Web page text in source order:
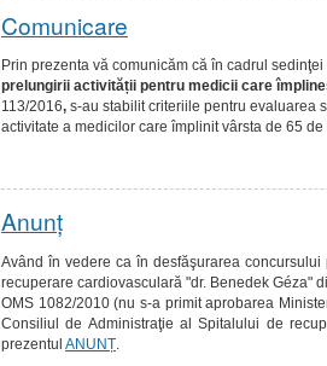
Comunicare
Prin prezenta vă comunicăm că în cadrul sedinţei
prelungirii activității pentru medicii care
113/2016, s-au stabilit criteriile pentru evaluarea
activitate a medicilor care împlinit vârsta de 65
Anunț
Având în vedere ca în desfăşurarea
recuperare cardiovasculară "dr. Benedek Géza"
OMS 1082/2010 (nu s-a primit aprobarea
Consiliul de Administraţie al Spitalului de
prezentul ANUNȚ